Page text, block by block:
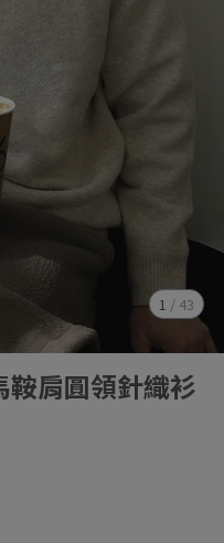
1 / 43
肩圓領針織衫